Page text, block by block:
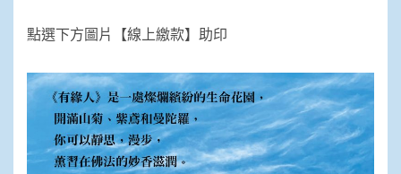
點選下方圖片【線上繳款】助印